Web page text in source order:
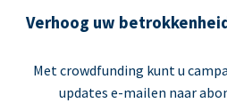
Verhoog uw
Met crowdfunding kunt u
updates e-mailen naar